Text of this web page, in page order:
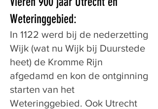
Weteringgebied:
In 1122 werd bij de nederzetting
Wijk (wat nu Wijk bij Duurstede
heet) de Kromme Rijn
afgedamd en kon de ontginning
starten van het
Weteringgebied. Ook Utrecht